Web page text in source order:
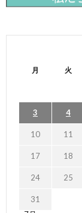
月 火
3 4
10 11
17 18
24 25
31